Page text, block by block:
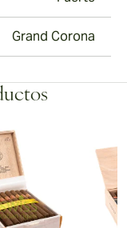
Grand Corona